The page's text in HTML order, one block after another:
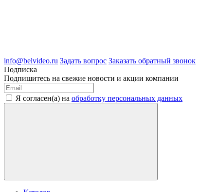
info@belvideo.ru Задать вопрос Заказать обратный звонок
Подписка
Подпишитесь на свежие новости и акции компании
Я согласен(а) на обработку персональных данных